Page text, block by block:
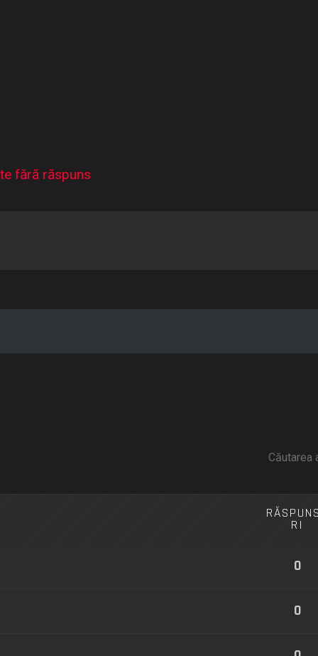
fără răspuns
Căutarea
RI
0
0